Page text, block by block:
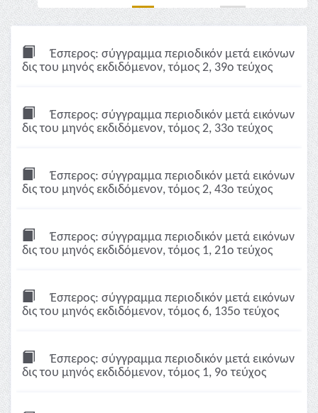
Έσπερος: σύγγραμμα περιοδικόν μετά εικόνων
δις του μηνός εκδιδόμενον, τόμος 2, 39ο τεύχος
Έσπερος: σύγγραμμα περιοδικόν μετά εικόνων
δις του μηνός εκδιδόμενον, τόμος 2, 33ο τεύχος
Έσπερος: σύγγραμμα περιοδικόν μετά εικόνων
δις του μηνός εκδιδόμενον, τόμος 2, 43ο τεύχος
Έσπερος: σύγγραμμα περιοδικόν μετά εικόνων
δις του μηνός εκδιδόμενον, τόμος 1, 21ο τεύχος
Έσπερος: σύγγραμμα περιοδικόν μετά εικόνων
δις του μηνός εκδιδόμενον, τόμος 6, 135ο τεύχος
Έσπερος: σύγγραμμα περιοδικόν μετά εικόνων
δις του μηνός εκδιδόμενον, τόμος 1, 9ο τεύχος